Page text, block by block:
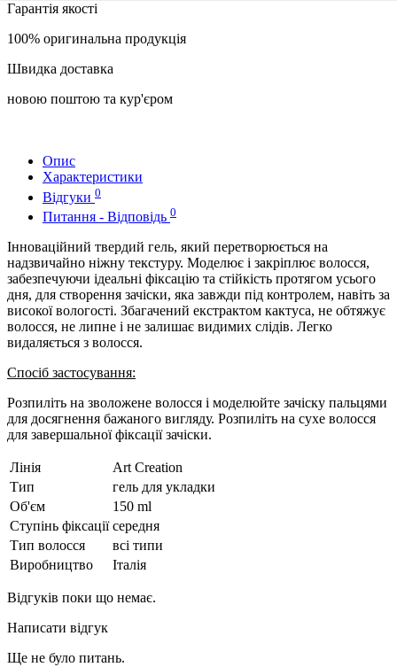
Гарантія якості
100% оригинальна продукція
Швидка доставка
новою поштою та кур'єром
Опис
Характеристики
Відгуки 0
Питання - Відповідь 0
Інноваційний твердий гель, який перетворюється на
надзвичайно ніжну текстуру. Моделює і закріплює волосся,
забезпечуючи ідеальні фіксацію та стійкість протягом усього
дня, для створення зачіски, яка завжди під контролем, навіть за
високої вологості. Збагачений екстрактом кактуса, не обтяжує
волосся, не липне і не залишає видимих слідів. Легко
видаляється з волосся.
Спосіб застосування:
Розпиліть на зволожене волосся і моделюйте зачіску пальцями
для досягнення бажаного вигляду. Розпиліть на сухе волосся
для завершальної фіксації зачіски.
Лінія
Art Creation
Тип
гель для укладки
Об'єм
150 ml
Ступінь фіксації середня
Тип волосся
всі типи
Виробництво
Італія
Відгуків поки що немає.
Написати відгук
Ще не було питань.